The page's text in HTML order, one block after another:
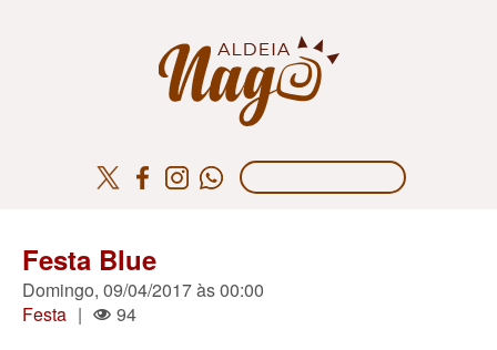
Festa Blue
Domingo, 09/04/2017 às 00:00
Festa | 94